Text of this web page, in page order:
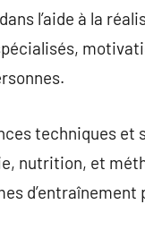
l’aide à la
techniques et
nutrition, et